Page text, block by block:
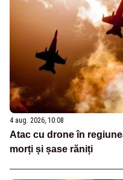
4 aug. 2026, 10:08
Atac cu drone în
morți și șase răniți